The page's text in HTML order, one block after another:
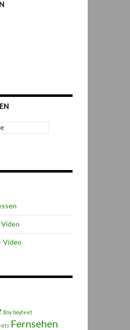
Video
Video
Boy boyfeet
Fernsehen